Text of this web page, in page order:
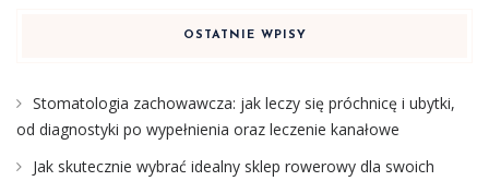
OSTATNIE WPISY
Stomatologia zachowawcza: jak leczy się próchnicę i ubytki,
od diagnostyki po wypełnienia oraz leczenie kanałowe
Jak skutecznie wybrać idealny sklep rowerowy dla swoich